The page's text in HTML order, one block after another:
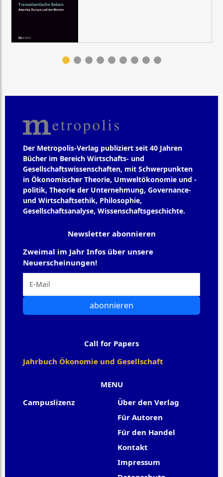
Der Metropolis-Verlag publiziert seit 40 Jahren
Bücher im Bereich Wirtschafts- und
Gesellschaftswissenschaften, mit Schwerpunkten
in Ökonomischer Theorie, Umweltökonomie und -
politik, Theorie der Unternehmung, Governance-
und Wirtschaftsethik, Philosophie,
Gesellschaftsanalyse, Wissenschaftsgeschichte.
MENU
Campuslizenz
Über den Verlag
Für Autoren
Für den Handel
Kontakt
Impressum
Newsletter abonnieren
Zweimal im Jahr Infos über unsere
Neuerscheinungen!
abonnieren
Call for Papers
Jahrbuch Ökonomie und Gesellschaft